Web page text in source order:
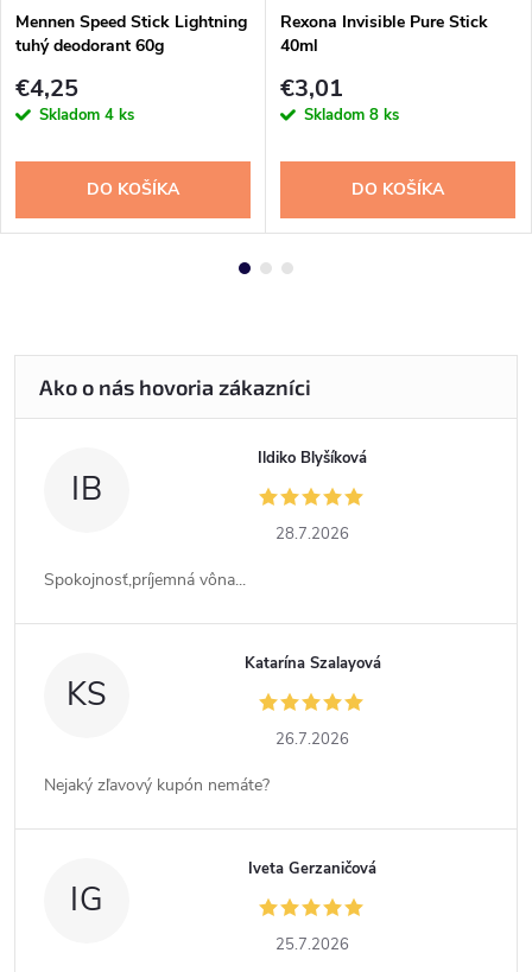
Mennen Speed Stick Lightning
tuhý deodorant 60g
€4,25
Skladom 4 ks
DO KOŠÍKA
Rexona Invisible Pure Stick
40ml
€3,01
Skladom 8 ks
DO KOŠÍKA
IB
Ildiko Blyšíková
28.7.2026
Spokojnosť,príjemná vôna...
KS
Katarína Szalayová
26.7.2026
Nejaký zľavový kupón nemáte?
IG
Iveta Gerzaničová
25.7.2026